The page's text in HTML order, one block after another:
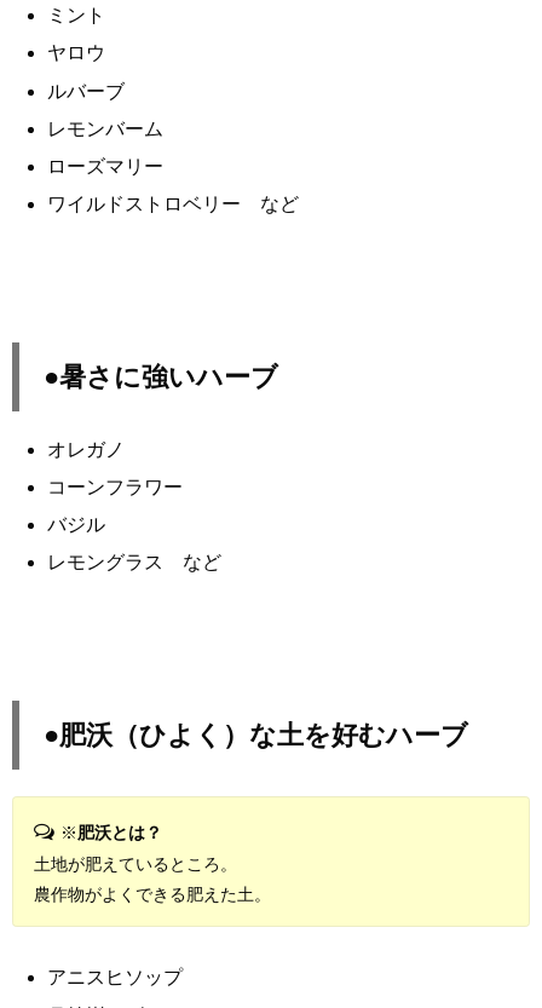
ミント
ヤロウ
ルバーブ
レモンバーム
ローズマリー
ワイルドストロベリー など
●暑さに強いハーブ
オレガノ
コーンフラワー
バジル
レモングラス など
●肥沃（ひよく）な土を好むハーブ
※肥沃とは？
土地が肥えているところ。
農作物がよくできる肥えた土。
アニスヒソップ